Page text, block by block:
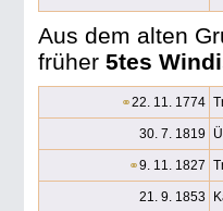
Aus dem alten
früher 5tes
⚭22. 11. 1774
30. 7. 1819
⚭9. 11. 1827
21. 9. 1853